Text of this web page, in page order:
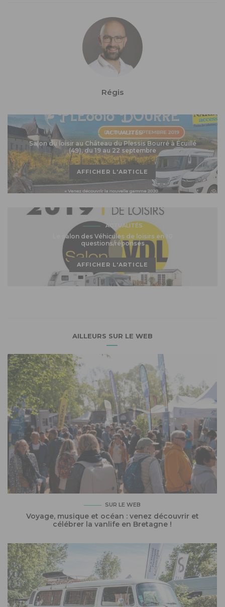
Régis
ACTUALITÉS
Salon du loisir au Château du Plessis Bourré à Écuillé
(49), du 19 au 22 septembre
AFFICHER L'ARTICLE
ACTUALITÉS
Le salon des Véhicules de loisirs en 10
questions/réponses
AFFICHER L'ARTICLE
AILLEURS SUR LE WEB
SUR LE WEB
Voyage, musique et océan : venez découvrir et
célébrer la vanlife en Bretagne !